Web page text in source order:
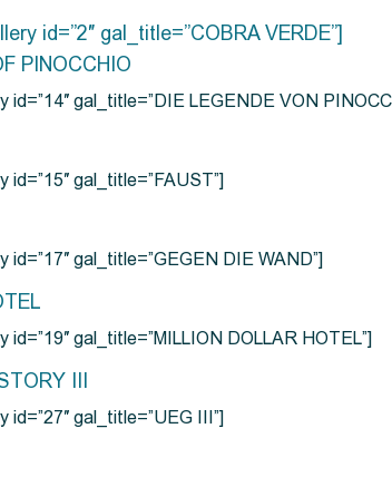
id=”2″ gal_title=”COBRA VERDE”]
PINOCCHIO
id=”14″ gal_title=”DIE LEGENDE VON
id=”15″ gal_title=”FAUST”]
id=”17″ gal_title=”GEGEN DIE WAND”]
id=”19″ gal_title=”MILLION DOLLAR HOTEL”]
III
id=”27″ gal_title=”UEG III”]